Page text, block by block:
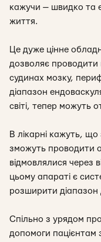
кажучи — швидко та
життя.
Це дуже цінне
дозволяє проводити
судинах мозку,
діапазон
світі, тепер можуть
В лікарні кажуть,
зможуть проводити
відмовлялися через
цьому апараті є
розширити діапазон
Спільно з урядом
допомоги пацієнтам